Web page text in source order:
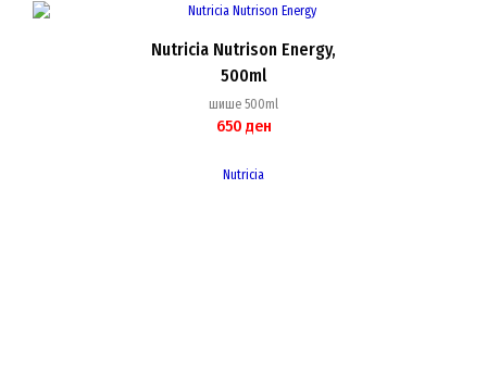
Nutricia Nutrison Energy,
500ml
шише 500ml
650 ден
Nutricia